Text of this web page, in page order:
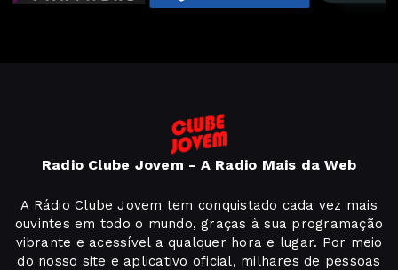
Radio Clube Jovem - A Radio Mais da Web
A Rádio Clube Jovem tem conquistado cada vez mais
ouvintes em todo o mundo, graças à sua programação
vibrante e acessível a qualquer hora e lugar. Por meio
do nosso site e aplicativo oficial, milhares de pessoas